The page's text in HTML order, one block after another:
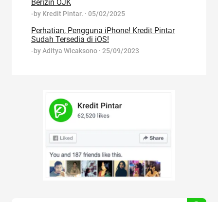
Berizin OJK
-by Kredit Pintar. · 05/02/2025
Perhatian, Pengguna iPhone! Kredit Pintar
Sudah Tersedia di iOS!
-byAditya Wicaksono · 25/09/2023